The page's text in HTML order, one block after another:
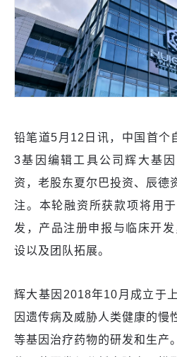
铅笔道5月12日讯，中国首个
3基因编辑工具公司辉大基
资，老股东夏尔巴投资、辰德
注。本轮融资所获款项将用
发，产品注册申报与临床开
设以及团队拓展。
辉大基因2018年10月成立于
因遗传病及威胁人类健康的慢
等基因治疗药物的研发和生产